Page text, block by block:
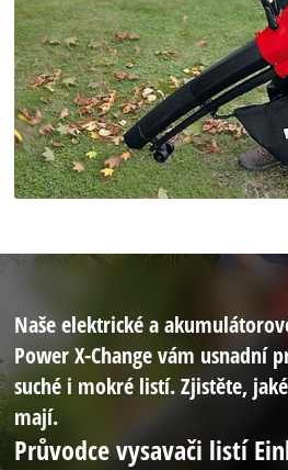
Naše elektrické a
Power X-Change vám usnadní
suché i mokré listí. Zjistěte,
mají.
Průvodce vysavači listí